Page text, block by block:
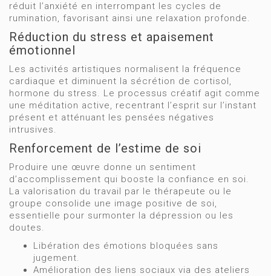
réduit l’anxiété en interrompant les cycles de
rumination, favorisant ainsi une relaxation profonde.
Réduction du stress et apaisement
émotionnel
Les activités artistiques normalisent la fréquence
cardiaque et diminuent la sécrétion de cortisol,
hormone du stress. Le processus créatif agit comme
une méditation active, recentrant l’esprit sur l’instant
présent et atténuant les pensées négatives
intrusives.
Renforcement de l’estime de soi
Produire une œuvre donne un sentiment
d’accomplissement qui booste la confiance en soi.
La valorisation du travail par le thérapeute ou le
groupe consolide une image positive de soi,
essentielle pour surmonter la dépression ou les
doutes.
Libération des émotions bloquées sans
jugement.
Amélioration des liens sociaux via des ateliers